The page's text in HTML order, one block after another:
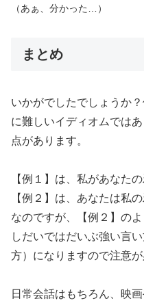
（あぁ、分かった…）
まとめ
いかがでしたでしょうか
に難しいイディオムでは
点があります。
【例１】は、私があなた
【例２】は、あなたは私
なのですが、【例２】の
しだいではだいぶ強い言
方）になりますので注意が
日常会話はもちろん、映